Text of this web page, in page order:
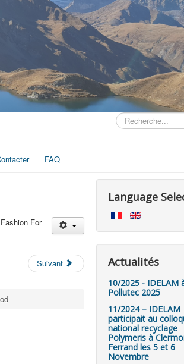
Rechercher
FAQ
For
Suivant
Language
Actualités
10/2025 - IDELAM
Pollutec 2025
11/2024 – IDELAM
participait au
national recyclage
Polymeris à
Ferrand les 5 et 6
Novembre